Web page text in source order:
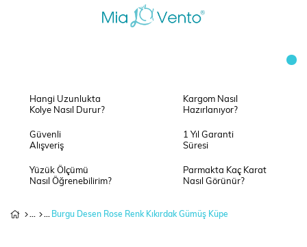
Hangi Uzunlukta
Kolye Nasıl Durur?
Kargom Nasıl
Hazırlanıyor?
Güvenli
Alışveriş
1 Yıl Garanti
Süresi
Yüzük Ölçümü
Nasıl Öğrenebilirim?
Parmakta Kaç Karat
Nasıl Görünür?
Burgu Desen Rose Renk Kıkırdak Gümüş Küpe